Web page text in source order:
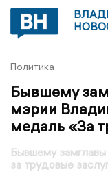
Политика
Бывшему
мэрии
медаль «За
Бывшему
за трудовые